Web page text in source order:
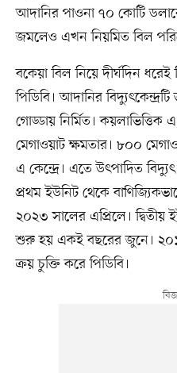
আদানির পাওনা ৭০ কোটি
জমলেও এখন নিয়মিত বিল
বকেয়া বিল নিয়ে দীর্ঘদিন
পিডিবি। আদানির
গোড্ডায় নির্মিত। কয়লাভিত্তিক
মেগাওয়াট ক্ষমতার। ৮০০
এ কেন্দ্রে। এতে উৎপাদিত
প্রথম ইউনিট থেকে
২০২৩ সালের এপ্রিলে। দ্বিতীয়
শুরু হয় একই বছরের জুনে।
ক্রয় চুক্তি করে পিডিবি।